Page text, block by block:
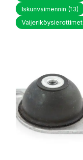
Iskunvaimennin (13)
Vaijeriköysierottimet